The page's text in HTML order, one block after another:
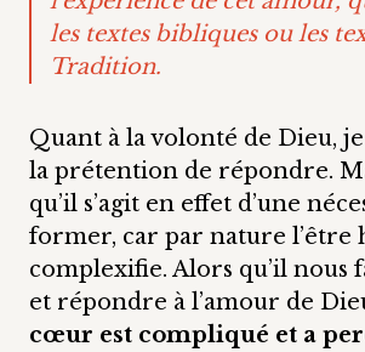
les textes bibliques ou les
Tradition.
Quant à la volonté de Dieu, je
la prétention de répondre.
qu’il s’agit en effet d’une
former, car par nature l’être
complexifie. Alors qu’il nous
et répondre à l’amour de
cœur est compliqué et a